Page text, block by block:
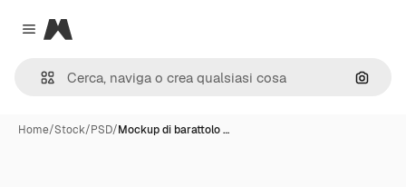
Close menu
Magnific
Cerca
Home/Stock/PSD/Mockup di barattolo …